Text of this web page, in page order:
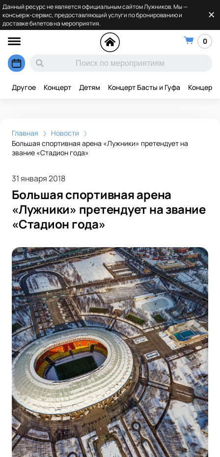
Данный ресурс не является официальным сайтом Лужников. Мы —
консьерж-сервис, предоставляющий услуги по бронированию и
доставке билетов на мероприятия.
0
Другое Концерт Детям Концерт Басты и Гуфа Концерт
Главная
Новости
Большая спортивная арена «Лужники» претендует на
звание «Стадион года»
31 января 2018
Большая спортивная арена
«Лужники» претендует на звание
«Стадион года»